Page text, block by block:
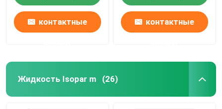
контактные контактные
Жидкость Isopar m (26)